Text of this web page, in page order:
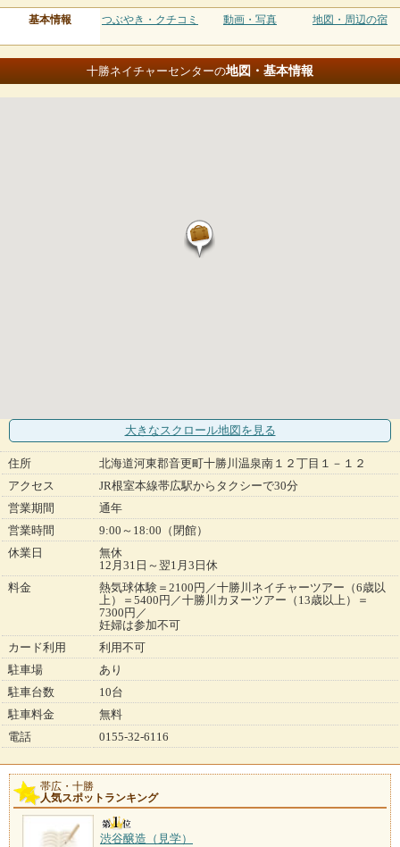
基本情報 つぶやき・クチコミ 動画・写真 地図・周辺の宿
十勝ネイチャーセンターの地図・基本情報
大きなスクロール地図 を見る
住所
北海道河東郡音更町十勝川温泉南１２丁目１－１２
アクセス
JR根室本線帯広駅からタクシーで30分
営業期間
通年
営業時間
9:00～18:00（閉館）
休業日
無休
12月31日～翌1月3日休
料金
熱気球体験＝2100円／十勝川ネイチャーツアー（6歳以
上）＝5400円／十勝川カヌーツアー（13歳以上）＝
7300円／
妊婦は参加不可
カード利用
利用不可
駐車場
あり
駐車台数
10台
駐車料金
無料
電話
0155-32-6116
帯広・十勝
人気スポットランキング
渋谷醸造（見学）